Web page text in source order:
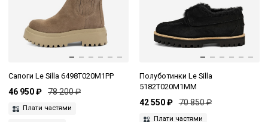
Сапоги Le Silla 6498T020M1PP
46 950 ₽ 78 200 ₽
Плати частями
Полуботинки Le Silla
5182T020M1MM
42 550 ₽ 70 850 ₽
Плати частями